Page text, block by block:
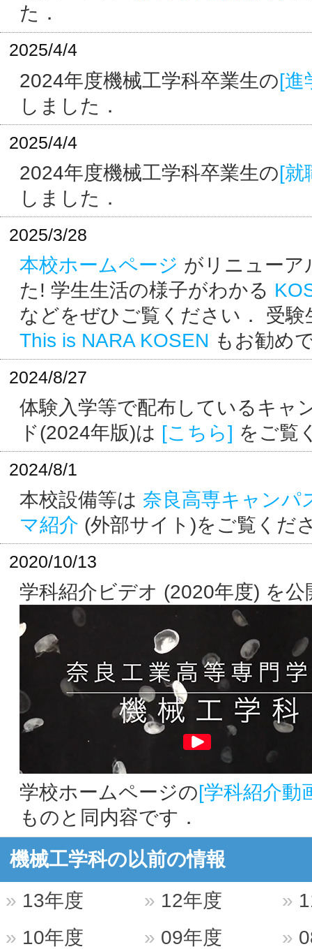
た．
2025/4/4
2024年度機械工学科卒業生の[進
しました．
2025/4/4
2024年度機械工学科卒業生の[就
しました．
2025/3/28
本校ホームページ がリニューア
た! 学生生活の様子がわかる
などをぜひご覧ください． 受験
This is NARA KOSEN もお勧め
2024/8/27
体験入学等で配布しているキャ
ド(2024年版)は [こちら] をご覧
2024/8/1
本校設備等は 奈良高専キャンパ
マ紹介 (外部サイト)をご覧くだ
2020/10/13
学科紹介ビデオ (2020年度) を公
学校ホームページの[学科紹介動
ものと同内容です．
機械工学科の以前の情報
13年度
12年度
10年度
09年度